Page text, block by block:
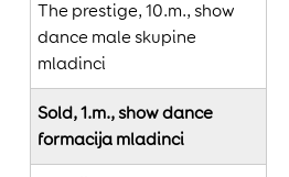
The prestige, 10.m., show
dance male skupine
mladinci
Sold, 1.m., show dance
formacija mladinci